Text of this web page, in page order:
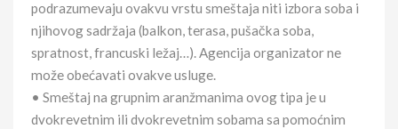
podrazumevaju ovakvu vrstu smeštaja niti izbora soba i
njihovog sadržaja (balkon, terasa, pušačka soba,
spratnost, francuski ležaj…). Agencija organizator ne
može obećavati ovakve usluge.
• Smeštaj na grupnim aranžmanima ovog tipa je u
dvokrevetnim ili dvokrevetnim sobama sa pomoćnim